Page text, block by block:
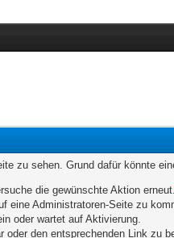
zu sehen. Grund dafür könnte
die gewünschte Aktion
Administratoren-Seite zu
oder wartet auf Aktivierung.
den entsprechenden Link zu